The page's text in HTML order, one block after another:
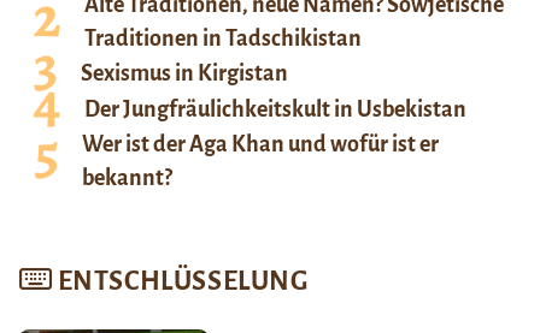
Traditionen in Tadschikistan
Sexismus in Kirgistan
Der Jungfräulichkeitskult in Usbekistan
Wer ist der Aga Khan und wofür ist er
bekannt?
ENTSCHLÜSSELUNG